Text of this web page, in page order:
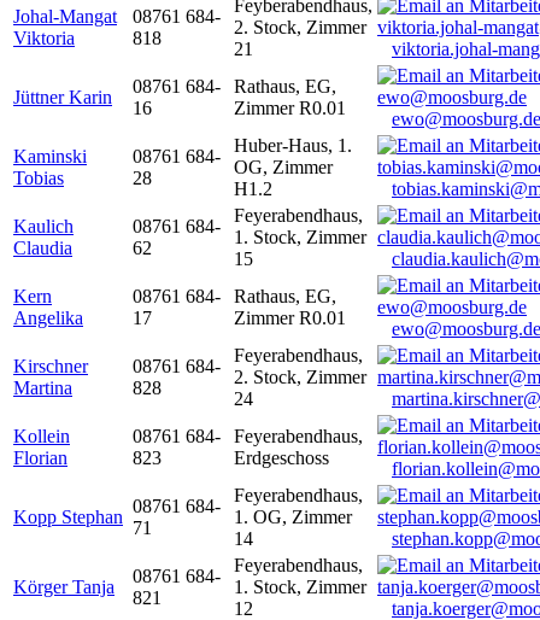
Johal-Mangat
Viktoria
08761 684-
818
Feyberabendhaus,
2. Stock, Zimmer
21
viktoria.johal-
Jüttner Karin
08761 684-
16
Rathaus, EG,
Zimmer R0.01
ewo@moosburg.de
Kaminski
Tobias
08761 684-
28
Huber-Haus, 1.
OG, Zimmer
H1.2
Kaulich
Claudia
08761 684-
62
Feyerabendhaus,
1. Stock, Zimmer
15
Kern
Angelika
08761 684-
17
Rathaus, EG,
Zimmer R0.01
ewo@moosburg.de
Kirschner
Martina
08761 684-
828
Feyerabendhaus,
2. Stock, Zimmer
24
Kollein
Florian
08761 684-
823
Feyerabendhaus,
Erdgeschoss
Kopp Stephan
08761 684-
71
Feyerabendhaus,
1. OG, Zimmer
14
Körger Tanja
08761 684-
821
Feyerabendhaus,
1. Stock, Zimmer
12